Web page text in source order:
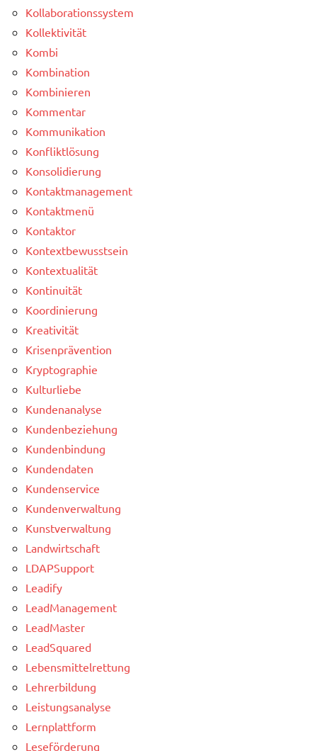
Kollaborationssystem
Kollektivität
Kombi
Kombination
Kombinieren
Kommentar
Kommunikation
Konfliktlösung
Konsolidierung
Kontaktmanagement
Kontaktmenü
Kontaktor
Kontextbewusstsein
Kontextualität
Kontinuität
Koordinierung
Kreativität
Krisenprävention
Kryptographie
Kulturliebe
Kundenanalyse
Kundenbeziehung
Kundenbindung
Kundendaten
Kundenservice
Kundenverwaltung
Kunstverwaltung
Landwirtschaft
LDAPSupport
Leadify
LeadManagement
LeadMaster
LeadSquared
Lebensmittelrettung
Lehrerbildung
Leistungsanalyse
Lernplattform
Leseförderung